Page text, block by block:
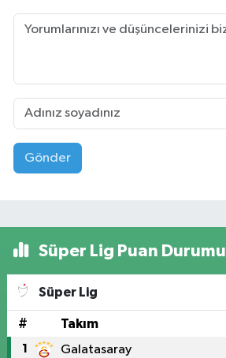
Gönder
Süper Lig Puan Durumu
Süper Lig
# Takım
1 Galatasaray